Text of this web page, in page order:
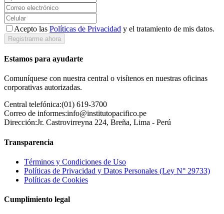
Acepto las Políticas de Privacidad y el tratamiento de mis datos.
Registrarme ahora
Estamos para ayudarte
Comuníquese con nuestra central o visítenos en nuestras oficinas
corporativas autorizadas.
Central telefónica:(01) 619-3700
Correo de informes:info@institutopacifico.pe
Dirección:Jr. Castrovirreyna 224, Breña, Lima - Perú
Transparencia
Términos y Condiciones de Uso
Políticas de Privacidad y Datos Personales (Ley N° 29733)
Políticas de Cookies
Cumplimiento legal